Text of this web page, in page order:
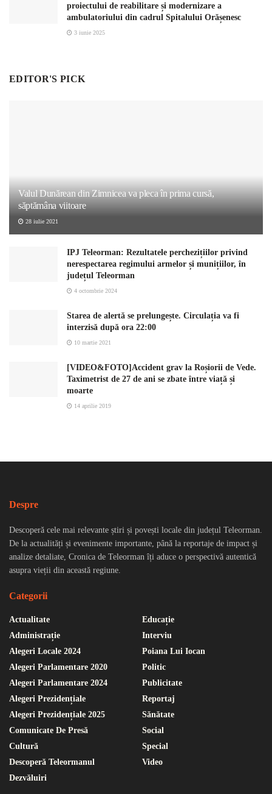
proiectului de reabilitare și modernizare a
ambulatoriului din cadrul Spitalului Orășenesc
3 iunie 2025
EDITOR'S PICK
Valul Dunărean din Zimnicea va pleca în prima cursă,
săptămâna viitoare
28 iulie 2021
IPJ Teleorman: Rezultatele perchezițiilor privind
nerespectarea regimului armelor și munițiilor, în
județul Teleorman
4 octombrie 2024
Starea de alertă se prelungește. Circulația va fi
interzisă după ora 22:00
10 martie 2021
[VIDEO&FOTO]Accident grav la Roșiorii de Vede.
Taximetrist de 27 de ani se zbate între viață și
moarte
14 aprilie 2019
Despre
Descoperă cele mai relevante știri și povești locale din județul Teleorman.
De la actualități și evenimente importante, până la reportaje de impact și
analize detaliate, Cronica de Teleorman îți aduce o perspectivă autentică
asupra vieții din această regiune.
Categorii
Actualitate
Administrație
Alegeri Locale 2024
Alegeri Parlamentare 2020
Alegeri Parlamentare 2024
Alegeri Prezidențiale
Alegeri Prezidențiale 2025
Comunicate De Presă
Cultură
Descoperă Teleormanul
Dezvăluiri
Educație
Interviu
Poiana Lui Iocan
Politic
Publicitate
Reportaj
Sănătate
Social
Special
Video